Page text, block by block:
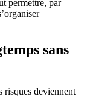
permettre, par
sans
risques deviennent